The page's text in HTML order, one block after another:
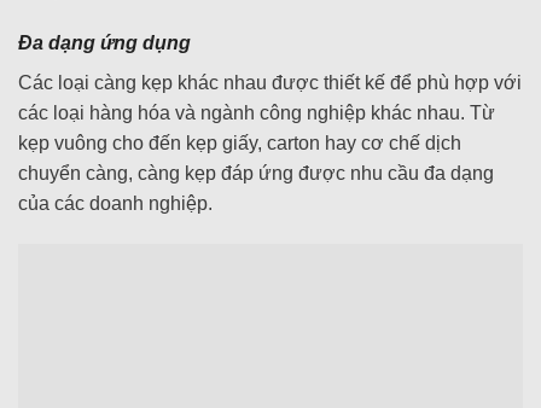
Đa dạng ứng dụng
Các loại càng kẹp khác nhau được thiết kế để phù hợp với
các loại hàng hóa và ngành công nghiệp khác nhau. Từ
kẹp vuông cho đến kẹp giấy, carton hay cơ chế dịch
chuyển càng, càng kẹp đáp ứng được nhu cầu đa dạng
của các doanh nghiệp.